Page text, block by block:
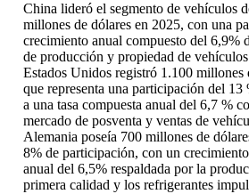
China lideró el segmento de vehículos
millones de dólares en 2025, con una
crecimiento anual compuesto del 6,9%
de producción y propiedad de
Estados Unidos registró 1.100 millones
que representa una participación del 13
a una tasa compuesta anual del 6,7 %
mercado de posventa y ventas de
Alemania poseía 700 millones de
8% de participación, con un
anual del 6,5% respaldada por la
primera calidad y los refrigerantes